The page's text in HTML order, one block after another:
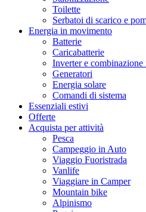
Toilette
Serbatoi di scarico e
Energia in movimento
Batterie
Caricabatterie
Inverter e combinazione
Generatori
Energia solare
Comandi di sistema
Essenziali estivi
Offerte
Acquista per attività
Pesca
Campeggio in Auto
Viaggio Fuoristrada
Vanlife
Viaggiare in Camper
Mountain bike
Alpinismo